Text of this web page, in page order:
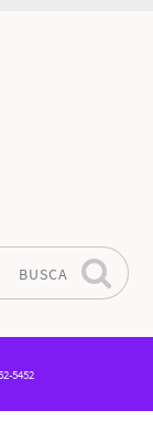
BUSCA
5452